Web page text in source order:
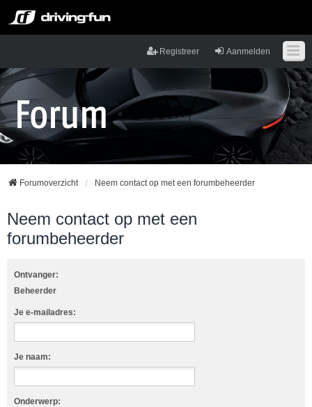
Aanmelden
Registreer
Forumoverzicht Neem contact op met een forumbeheerder
Neem contact op met een
forumbeheerder
Ontvanger:
Beheerder
Je e-mailadres:
Je naam:
Onderwerp: